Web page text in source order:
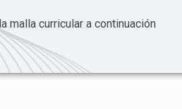
malla curricular a continuación